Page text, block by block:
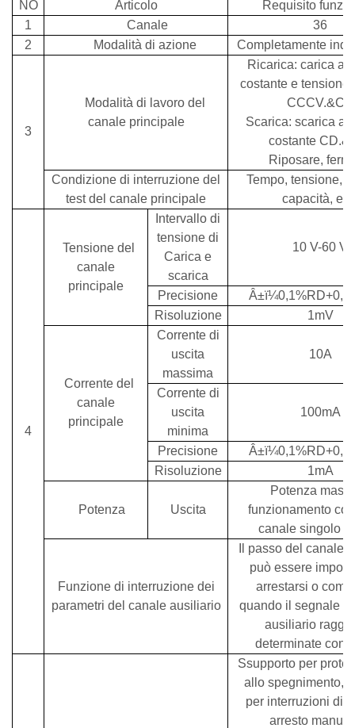
NO Articolo
Requisito
1
Canale
36
2
Modalità di azione Completamente
3
Modalità di lavoro del
canale principale
Ricarica: carica a
costante e tensione
CCCV.&CC
Scarica: scarica a
costante CD.&
Riposare,
Condizione di interruzione del
test del canale principale
Tempo, tensione,
capacità,
4
Tensione del
canale
principale
Intervallo di
tensione di
Carica e
scarica
10 V-60 V
Precisione Â±ï¼
Risoluzione
1mV
Corrente del
canale
principale
Corrente di
uscita
massima
10A
Corrente di
uscita
minima
100mA
Precisione Â±ï¼
Risoluzione
1mA
Potenza Uscita
Potenza
funzionamento
canale singolo
Funzione di interruzione dei
parametri del canale ausiliario
Il passo del canale
può essere
arrestarsi o
quando il segnale
ausiliario
determinate
Ssupporto per
allo spegnimento,
per interruzioni di
arresto